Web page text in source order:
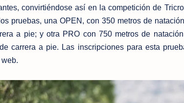
convirtiéndose así en la competición de
pruebas, una OPEN, con 350 metros de
a pie; y otra PRO con 750 metros de
carrera a pie. Las inscripciones para esta